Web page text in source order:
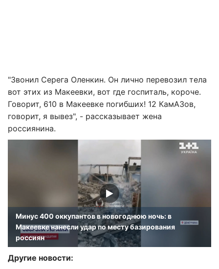
"Звонил Серега Оленкин. Он лично перевозил тела
вот этих из Макеевки, вот где госпиталь, короче.
Говорит, 610 в Макеевке погибших! 12 КамАЗов,
говорит, я вывез", - рассказывает жена
россиянина.
Минус 400 оккупантов в новогоднюю ночь: в
Макеевке нанесли удар по месту базирования
россиян
Другие новости: